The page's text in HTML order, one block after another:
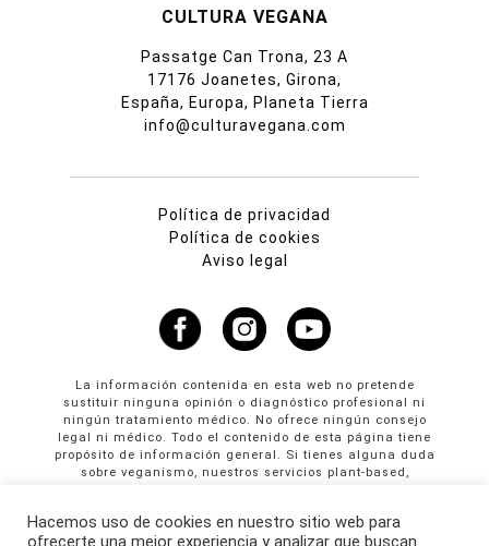
CULTURA VEGANA
Passatge Can Trona, 23 A
17176 Joanetes, Girona,
España, Europa, Planeta Tierra
info@culturavegana.com
Política de privacidad
Política de cookies
Aviso legal
La información contenida en esta web no pretende
sustituir ninguna opinión o diagnóstico profesional ni
ningún tratamiento médico. No ofrece ningún consejo
legal ni médico. Todo el contenido de esta página tiene
propósito de información general. Si tienes alguna duda
sobre veganismo, nuestros servicios plant-based,
Hacemos uso de cookies en nuestro sitio web para
ofrecerte una mejor experiencia y analizar que buscan